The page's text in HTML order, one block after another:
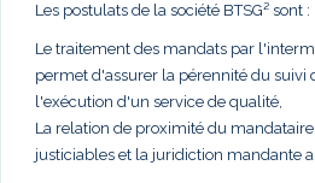
Les postulats de la société BTSG² sont :
Le traitement des mandats par
permet d'assurer la pérennité du suivi
l'exécution d'un service de qualité,
La relation de proximité du
justiciables et la juridiction mandante